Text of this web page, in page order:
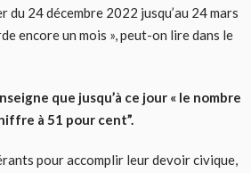
24 décembre 2022 jusqu’au 24 mars
encore un mois », peut-on lire dans le
que jusqu’à ce jour « le nombre
à 51 pour cent”.
pour accomplir leur devoir civique,